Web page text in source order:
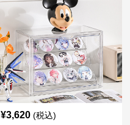
¥3,620 (税込)